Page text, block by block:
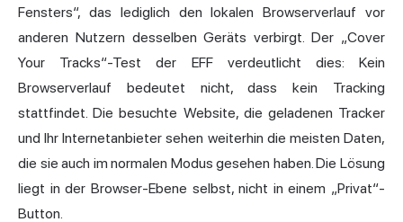
Fensters“, das lediglich den lokalen Browserverlauf vor
anderen Nutzern desselben Geräts verbirgt. Der „Cover
Your Tracks“-Test der EFF verdeutlicht dies: Kein
Browserverlauf bedeutet nicht, dass kein Tracking
stattfindet. Die besuchte Website, die geladenen Tracker
und Ihr Internetanbieter sehen weiterhin die meisten Daten,
die sie auch im normalen Modus gesehen haben. Die Lösung
liegt in der Browser-Ebene selbst, nicht in einem „Privat“-
Button.